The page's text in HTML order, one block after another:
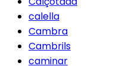
calella
Cambra
Cambrils
caminar